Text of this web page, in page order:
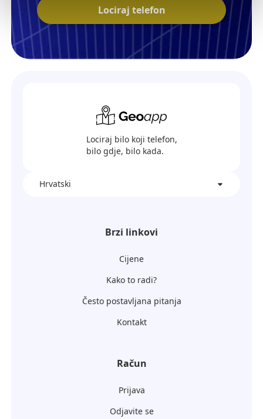
Lociraj telefon
Lociraj bilo koji telefon,
bilo gdje, bilo kada.
Hrvatski
Brzi linkovi
Cijene
Kako to radi?
Često postavljana pitanja
Kontakt
Račun
Prijava
Odjavite se